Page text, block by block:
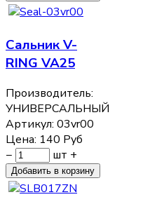
Сальник V-
RING VA25
Производитель:
УНИВЕРСАЛЬНЫЙ
Артикул: 03vr00
Цена: 140 Руб
−
шт +